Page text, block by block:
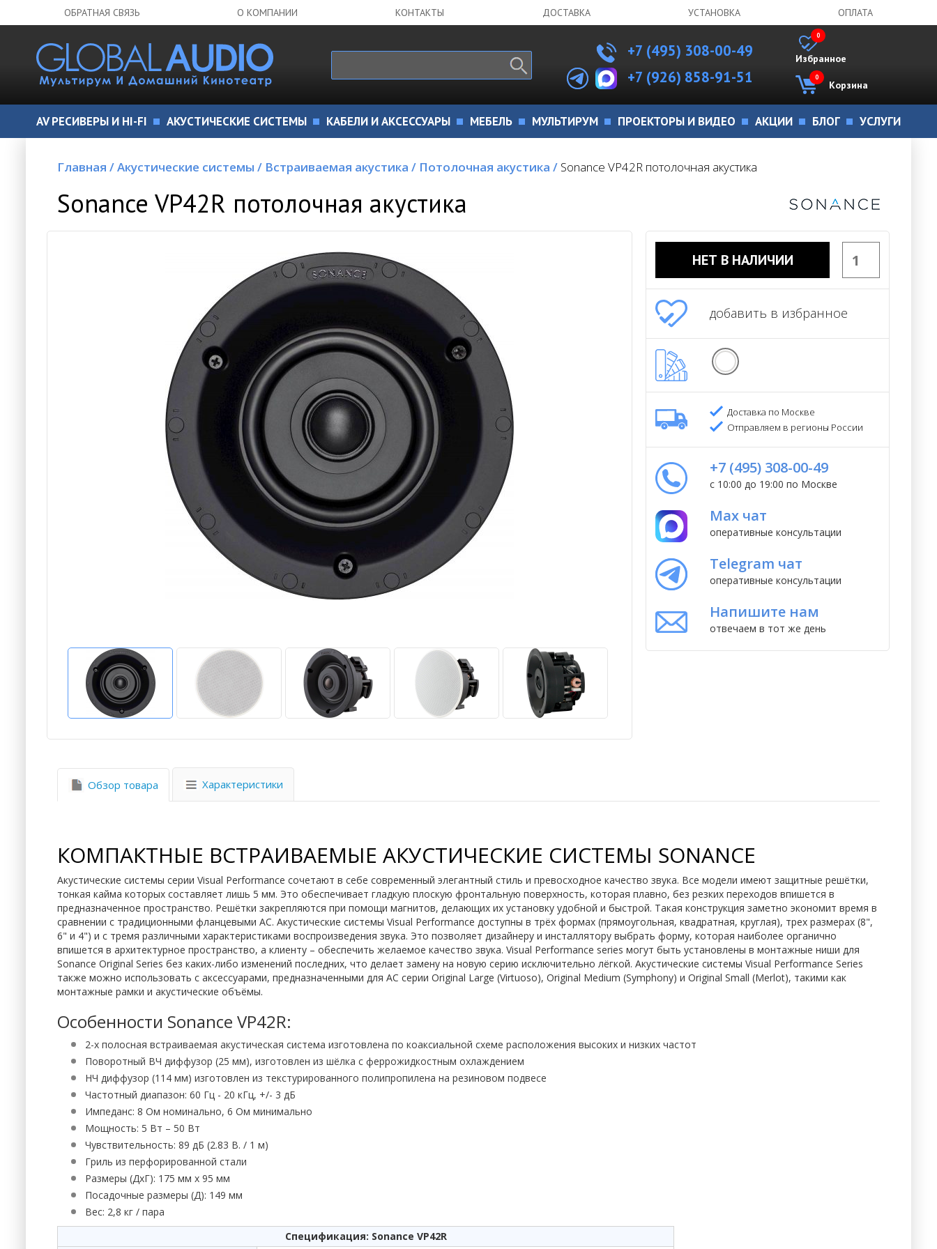
ОБРАТНАЯ СВЯЗЬ О КОМПАНИИ КОНТАКТЫ ДОСТАВКА УСТАНОВКА ОПЛАТА
+7 (495) 308-00-49
+7 (926) 858-91-51
Избранное
0
Корзина
0
AV РЕСИВЕРЫ И HI-FI АКУСТИЧЕСКИЕ СИСТЕМЫ КАБЕЛИ И АКСЕССУАРЫ МЕБЕЛЬ МУЛЬТИРУМ ПРОЕКТОРЫ И ВИДЕО АКЦИИ БЛОГ УСЛУГИ
Главная /Акустические системы / Встраиваемая акустика / Потолочная акустика / Sonance VP42R потолочная акустика
Sonance VP42R потолочная акустика
НЕТ В НАЛИЧИИ
добавить в избранное
Доставка по Москве
Отправляем в регионы России
+7 (495) 308-00-49
с 10:00 до 19:00 по Москве
Max чат
оперативные консультации
Telegram чат
оперативные консультации
Напишите нам
отвечаем в тот же день
Обзор товара Характеристики
КОМПАКТНЫЕ ВСТРАИВАЕМЫЕ АКУСТИЧЕСКИЕ СИСТЕМЫ SONANCE
Акустические системы серии Visual Performance сочетают в себе современный элегантный стиль и превосходное качество звука. Все модели имеют защитные решётки,
тонкая кайма которых составляет лишь 5 мм. Это обеспечивает гладкую плоскую фронтальную поверхность, которая плавно, без резких переходов впишется в
предназначенное пространство. Решётки закрепляются при помощи магнитов, делающих их установку удобной и быстрой. Такая конструкция заметно экономит время в
сравнении с традиционными фланцевыми АС. Акустические системы Visual Performance доступны в трёх формах (прямоугольная, квадратная, круглая), трех размерах (8",
6" и 4") и с тремя различными характеристиками воспроизведения звука. Это позволяет дизайнеру и инсталлятору выбрать форму, которая наиболее органично
впишется в архитектурное пространство, а клиенту – обеспечить желаемое качество звука. Visual Performance series могут быть установлены в монтажные ниши для
Sonance Original Series без каких-либо изменений последних, что делает замену на новую серию исключительно лёгкой. Акустические системы Visual Performance Series
также можно использовать с аксессуарами, предназначенными для АС серии Original Large (Virtuoso), Original Medium (Symphony) и Original Small (Merlot), такими как
монтажные рамки и акустические объёмы.
Особенности Sonance VP42R:
2-х полосная встраиваемая акустическая система изготовлена по коаксиальной схеме расположения высоких и низких частот
Поворотный ВЧ диффузор (25 мм), изготовлен из шёлка с феррожидкостным охлаждением
НЧ диффузор (114 мм) изготовлен из текстурированного полипропилена на резиновом подвесе
Частотный диапазон: 60 Гц - 20 кГц, +/- 3 дБ
Импеданс: 8 Ом номинально, 6 Ом минимально
Мощность: 5 Вт – 50 Вт
Чувствительность: 89 дБ (2.83 В. / 1 м)
Гриль из перфорированной стали
Размеры (ДхГ): 175 мм x 95 мм
Посадочные размеры (Д): 149 мм
Вес: 2,8 кг / пара
Спецификация: Sonance VP42R